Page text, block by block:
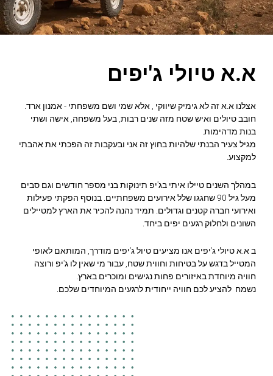
format_underlined קו תחתון קישורים
font_download סמן קישורים
א.א טיולי ג'יפים
אצלנו א.א זה לא גימיק שיווקי , אלא שמי ושם משפחתי - אמנון ארד.
חובב טיולים ואיש שטח מזה שנים רבות, בעל משפחה, אישה ושתי
בנות מדהימות.
מגיל צעיר הבנתי שלהיות בחוץ זה אני ובעקבות זה הפכתי את אהבתי
למקצוע.
במהלך השנים טיילו איתי בג'יפ תינוקות בני מספר חודשים וגם סבים
מעל גיל 90 שחגגו שלל אירועים משפחתיים. בנוסף הפקתי פעילות
ואירועי חברה קטנים וגדולים. תמיד נהנה להכיר את הארץ למטיילים
השונים ולחלוק רגעים יפים ביחד.
ב א.א טיולי ג'יפים אנו מציעים טיול ג'יפים מודרך, המותאם לאופי
המטייל בדגש על בטיחות וחווית שטח, עבור מי שאין לו ג'יפ ורוצה
חוויה מיוחדת באיזורים פחות נגישים ומוכרים בארץ.
נשמח להציע לכם חוויה ייחודית לרגעים המיוחדים שלכם.